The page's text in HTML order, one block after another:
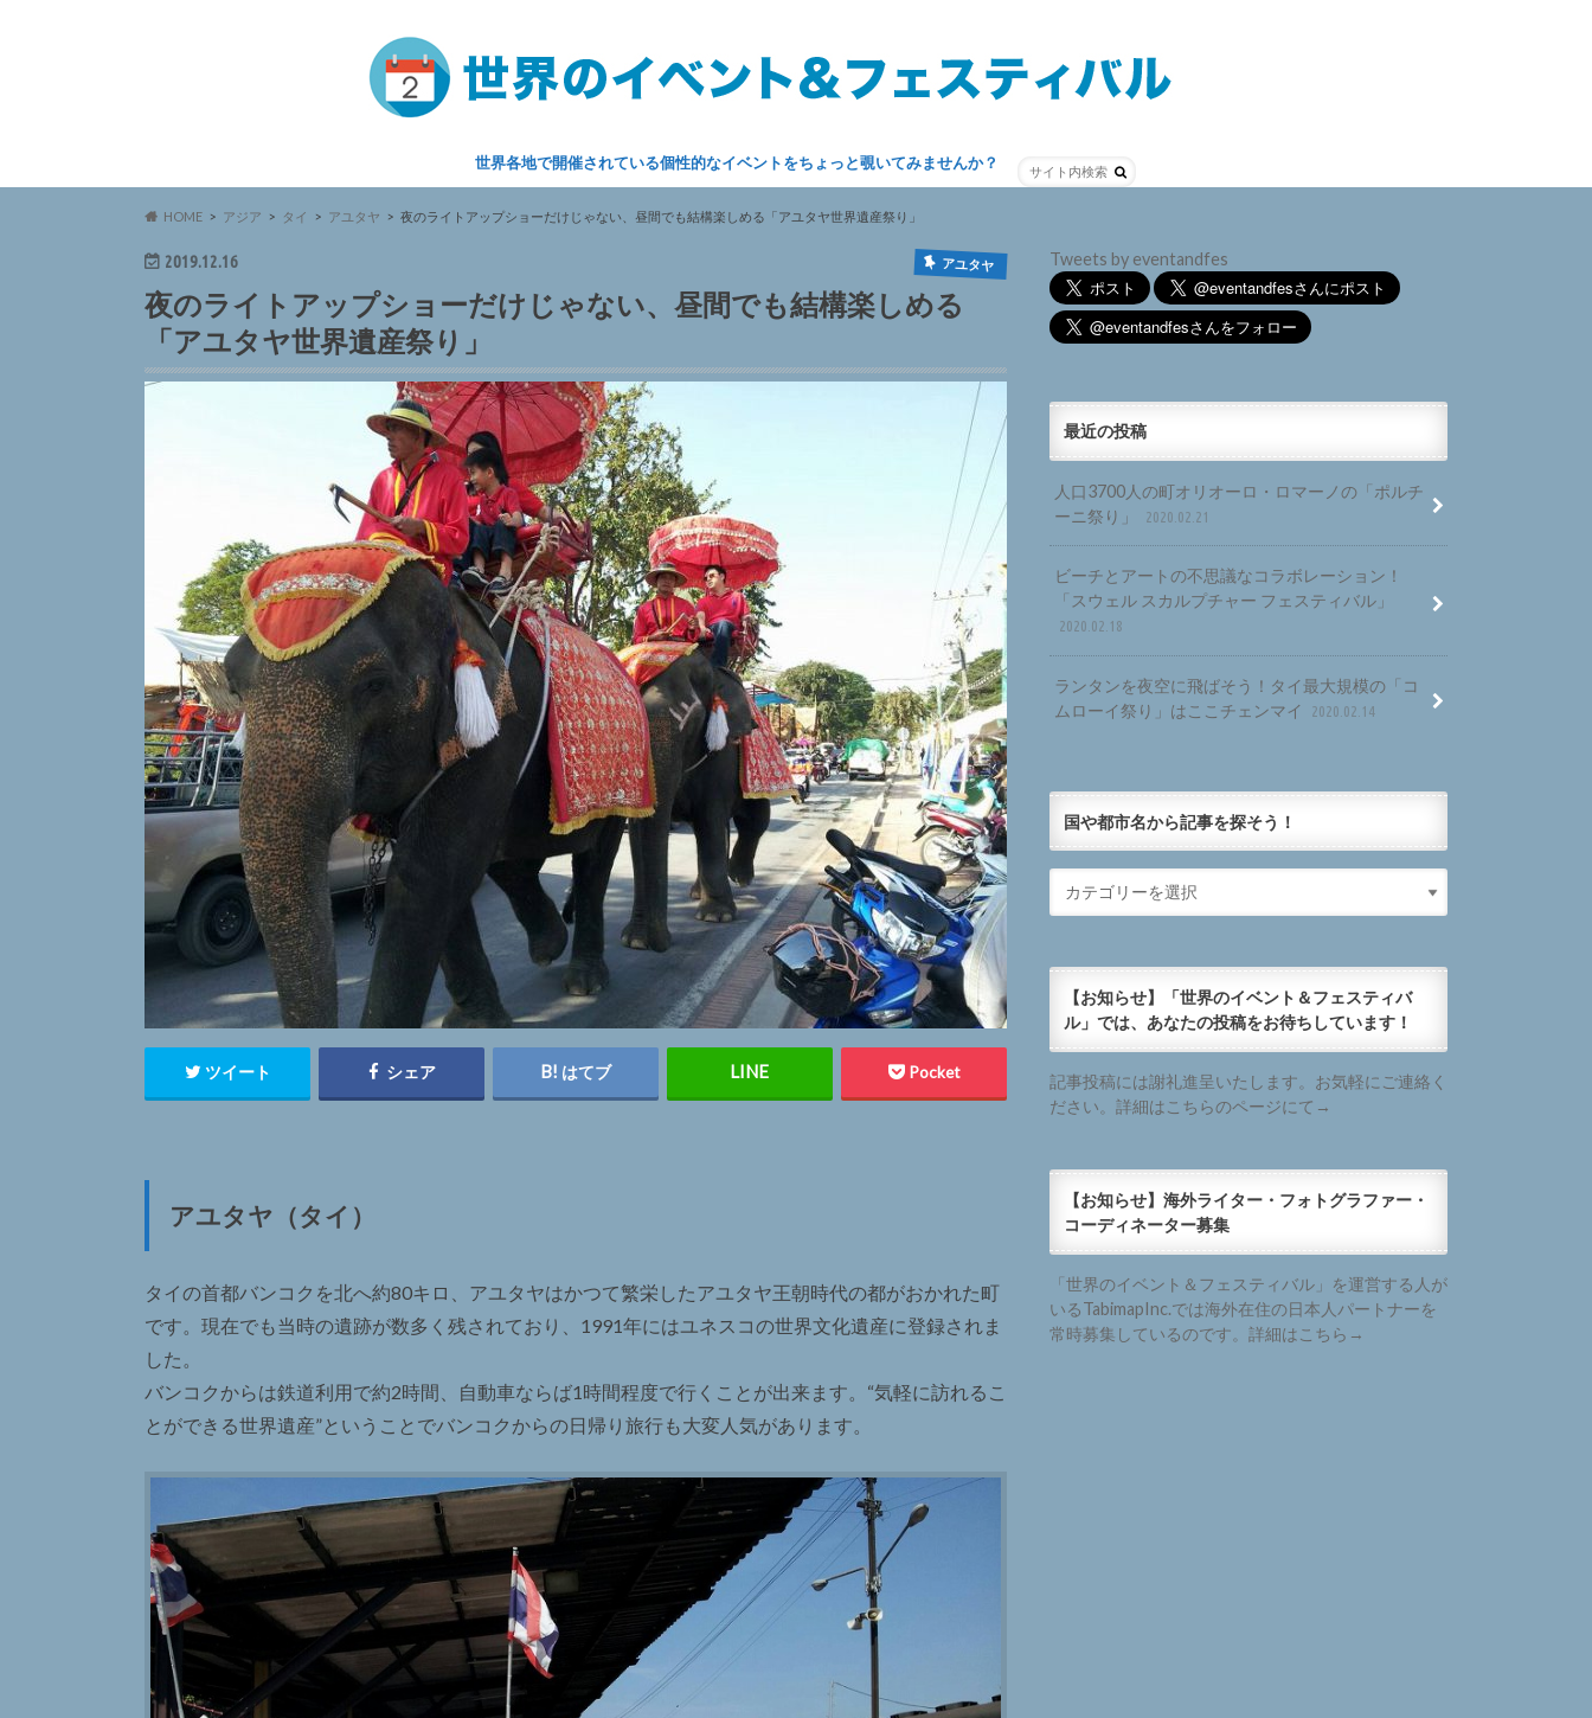
世界各地で開催されている個性的なイベントをちょっと覗いてみませんか？
HOME アジア タイ アユタヤ 夜のライトアップショーだけじゃない、昼間でも結構楽しめる「アユタヤ世界遺産祭り」
2019.12.16 アユタヤ
夜のライトアップショーだけじゃない、昼間でも結構楽しめる
「アユタヤ世界遺産祭り」
ツイート シェア はてブ Pocket
アユタヤ（タイ）
タイの首都バンコクを北へ約80キロ、アユタヤはかつて繁栄したアユタヤ王朝時代の都がおかれた町
です。現在でも当時の遺跡が数多く残されており、1991年にはユネスコの世界文化遺産に登録されま
した。
バンコクからは鉄道利用で約2時間、自動車ならば1時間程度で行くことが出来ます。“気軽に訪れるこ
とができる世界遺産”ということでバンコクからの日帰り旅行も大変人気があります。
Tweets by eventandfes
最近の投稿
人口3700人の町オリオーロ・ロマーノの「ポルチ
ーニ祭り」
2020.02.21
ビーチとアートの不思議なコラボレーション！
「スウェル スカルプチャー フェスティバル」
2020.02.18
ランタンを夜空に飛ばそう！タイ最大規模の「コ
ムローイ祭り」はここチェンマイ
2020.02.14
国や都市名から記事を探そう！
【お知らせ】「世界のイベント＆フェスティバ
ル」では、あなたの投稿をお待ちしています！
記事投稿には謝礼進呈いたします。お気軽にご連絡く
ださい。詳細はこちらのページにて→
【お知らせ】海外ライター・フォトグラファー・
コーディネーター募集
「世界のイベント＆フェスティバル」を運営する人が
いるTabimapInc.では海外在住の日本人パートナーを
常時募集しているのです。詳細はこちら→